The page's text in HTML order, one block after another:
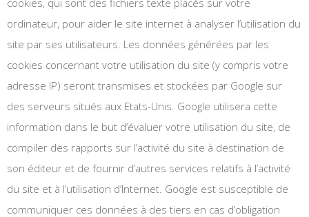
cookies, qui sont des fichiers texte placés sur votre
ordinateur, pour aider le site internet à analyser l’utilisation du
site par ses utilisateurs. Les données générées par les
cookies concernant votre utilisation du site (y compris votre
adresse IP) seront transmises et stockées par Google sur
des serveurs situés aux Etats-Unis. Google utilisera cette
information dans le but d’évaluer votre utilisation du site, de
compiler des rapports sur l’activité du site à destination de
son éditeur et de fournir d’autres services relatifs à l’activité
du site et à l’utilisation d’Internet. Google est susceptible de
communiquer ces données à des tiers en cas d’obligation
FORMATIONS CPF